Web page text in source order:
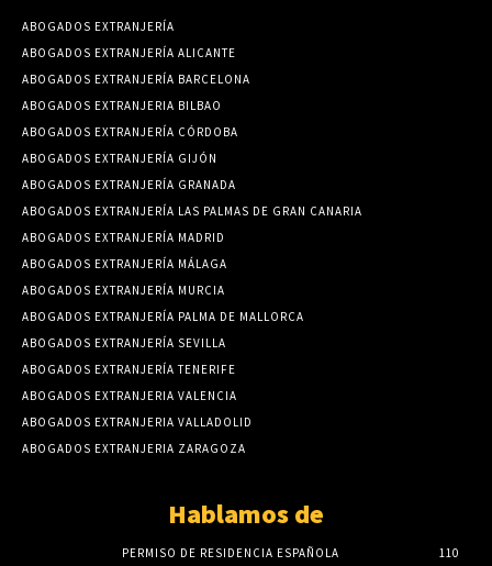
ABOGADOS EXTRANJERÍA
ABOGADOS EXTRANJERÍA ALICANTE
ABOGADOS EXTRANJERÍA BARCELONA
ABOGADOS EXTRANJERIA BILBAO
ABOGADOS EXTRANJERÍA CÓRDOBA
ABOGADOS EXTRANJERÍA GIJÓN
ABOGADOS EXTRANJERÍA GRANADA
ABOGADOS EXTRANJERÍA LAS PALMAS DE GRAN CANARIA
ABOGADOS EXTRANJERÍA MADRID
ABOGADOS EXTRANJERÍA MÁLAGA
ABOGADOS EXTRANJERÍA MURCIA
ABOGADOS EXTRANJERÍA PALMA DE MALLORCA
ABOGADOS EXTRANJERÍA SEVILLA
ABOGADOS EXTRANJERÍA TENERIFE
ABOGADOS EXTRANJERIA VALENCIA
ABOGADOS EXTRANJERIA VALLADOLID
ABOGADOS EXTRANJERIA ZARAGOZA
Hablamos de
PERMISO DE RESIDENCIA ESPAÑOLA 110